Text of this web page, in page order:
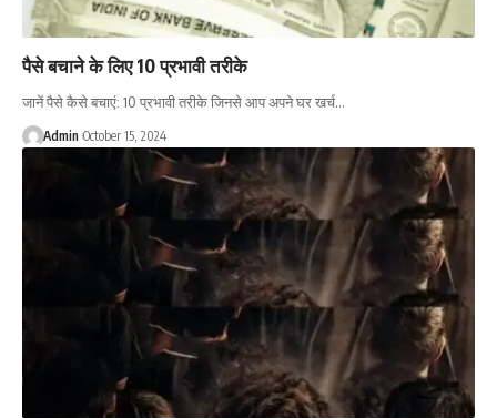
पैसे बचाने के लिए 10 प्रभावी तरीके
जानें पैसे कैसे बचाएं: 10 प्रभावी तरीके जिनसे आप अपने घर खर्च…
Admin October 15, 2024